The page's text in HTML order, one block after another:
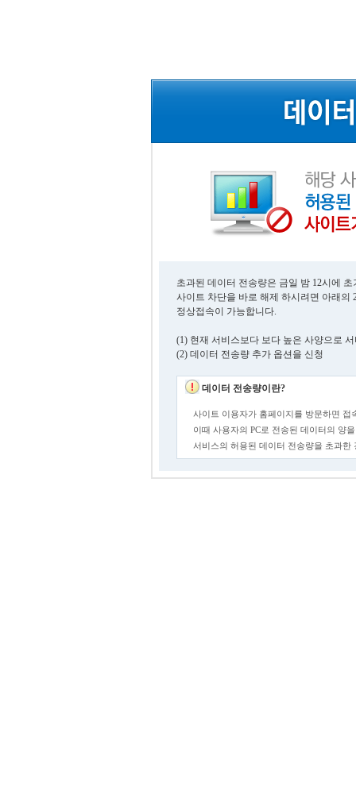
초과된 데이터 전송량은 금일 밤 12시에
사이트 차단을 바로 해제 하시려면 아래의
정상접속이 가능합니다.
(1) 현재 서비스보다 보다 높은 사양으로
(2) 데이터 전송량 추가 옵션을 신청
데이터 전송량이란?
사이트 이용자가 홈페이지를 방문하면 접
이때 사용자의 PC로 전송된 데이터의 양
서비스의 허용된 데이터 전송량을 초과